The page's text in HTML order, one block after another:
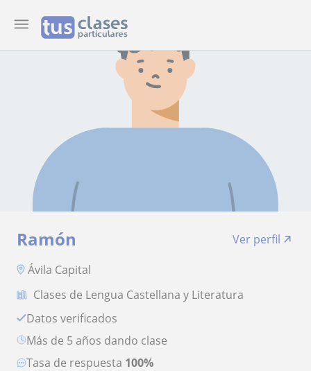
Ramón
Ver perfil
Ávila Capital
Clases de Lengua Castellana y Literatura
Datos verificados
más de 5 años dando clase
Tasa de respuesta 100%